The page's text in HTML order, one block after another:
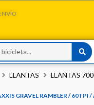
LLANTAS LLANTAS
GRAVEL RAMBLER / 60TPI